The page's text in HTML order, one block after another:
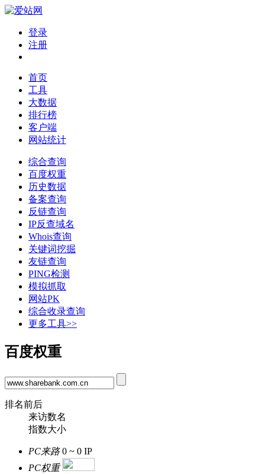
登录
注册
首页
工具
大数据
排行榜
客户端
网站统计
综合查询
百度权重
历史数据
备案查询
反链查询
IP反查域名
Whois查询
关键词挖掘
友链查询
PING检测
模拟抓取
网站PK
综合收录查询
更多工具>>
百度权重
排名前后
来访数名
指数大小
PC来路 0 ~ 0 IP
PC权重